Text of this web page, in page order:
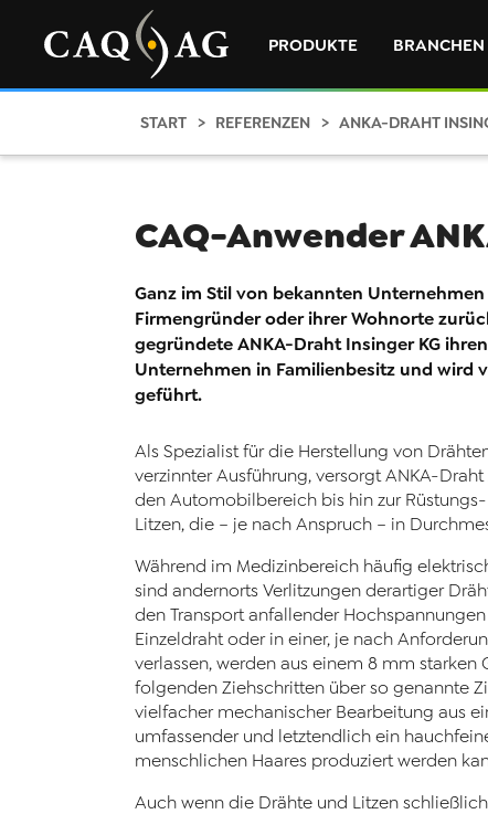
PRODUKTE BRANCHEN
START REFERENZEN ANKA-DRAHT
CAQ-Anwender
Ganz im Stil von bekannten
Firmengründer oder ihrer Wohnorte
gegründete ANKA-Draht Insinger KG
Unternehmen in Familienbesitz und wird
geführt.
Als Spezialist für die Herstellung von
verzinnter Ausführung, versorgt ANKA-
den Automobilbereich bis hin zur
Litzen, die – je nach Anspruch – in
Während im Medizinbereich häufig
sind andernorts Verlitzungen derartiger
den Transport anfallender
Einzeldraht oder in einer, je nach
verlassen, werden aus einem 8 mm
folgenden Ziehschritten über so genannte
vielfacher mechanischer Bearbeitung aus
umfassender und letztendlich ein
menschlichen Haares produziert werden
Auch wenn die Drähte und Litzen